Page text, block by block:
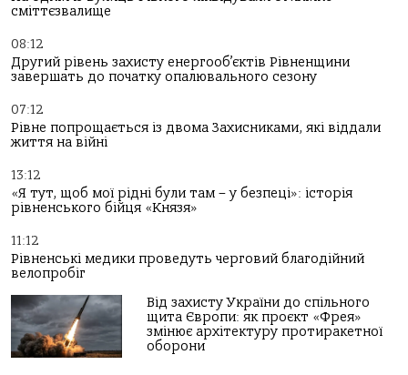
сміттєзвалище
08:12
Другий рівень захисту енергооб’єктів Рівненщини
завершать до початку опалювального сезону
07:12
Рівне попрощається із двома Захисниками, які віддали
життя на війні
13:12
«Я тут, щоб мої рідні були там – у безпеці»: історія
рівненського бійця «Князя»
11:12
Рівненські медики проведуть черговий благодійний
велопробіг
Від захисту України до спільного
щита Європи: як проєкт «Фрея»
змінює архітектуру протиракетної
оборони